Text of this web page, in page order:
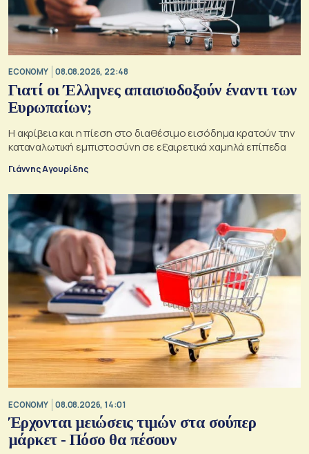
ECONOMY 08.08.2026, 22:48
Γιατί οι Έλληνες απαισιοδοξούν έναντι των
Ευρωπαίων;
Η ακρίβεια και η πίεση στο διαθέσιμο εισόδημα κρατούν την
καταναλωτική εμπιστοσύνη σε εξαιρετικά χαμηλά επίπεδα
Γιάννης Αγουρίδης
ECONOMY 08.08.2026, 14:01
Έρχονται μειώσεις τιμών στα σούπερ
μάρκετ - Πόσο θα πέσουν